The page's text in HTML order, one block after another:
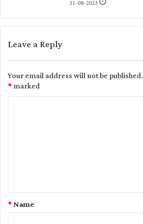
31-08-2023
Leave a Reply
Your email address will not be published.
marked
*
Name
*